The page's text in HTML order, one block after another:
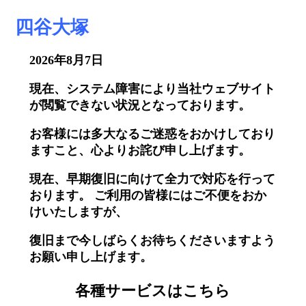
四谷大塚
2026年8月7日
現在、システム障害により当社ウェブサイト
が閲覧できない状況となっております。
お客様には多大なるご迷惑をおかけしており
ますこと、心よりお詫び申し上げます。
現在、早期復旧に向けて全力で対応を行って
おります。 ご利用の皆様にはご不便をおか
けいたしますが、
復旧まで今しばらくお待ちくださいますよう
お願い申し上げます。
各種サービスはこちら